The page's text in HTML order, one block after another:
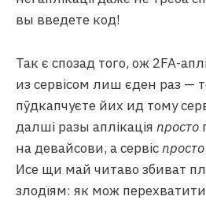
вы введете код!
Так є спозад того, ож 2FA-
из сервісом лиш єден раз —
пӯдкапчуєте йих ид тому
далші разы аплікація просто
на девайсови, а сервіспросто
Исе щи май читаво збиват
злодїям: як мож